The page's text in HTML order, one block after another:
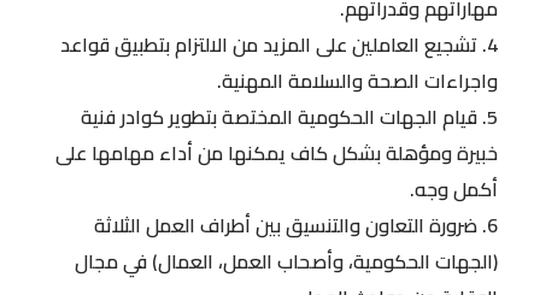
مهاراتهم وقدراتهم.
4. تشجيع العاملين على المزيد من الالتزام بتطبيق قواعد
واجراءات الصحة والسلامة المهنية.
5. قيام الجهات الحكومية المختصة بتطوير كوادر فنية
خبيرة ومؤهلة بشكل كاف يمكنها من أداء مهامها على
أكمل وجه.
6. ضرورة التعاون والتنسيق بين أطراف العمل الثلاثة
(الجهات الحكومية، وأصحاب العمل، العمال) في مجال